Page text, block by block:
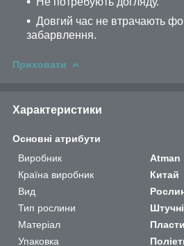
Довгий час не втрачають
забарвлення.
Приховати
Характеристики
Основні атрибути
Виробник
Atman
Країна виробник
Китай
Вид
Тип рослини
Штучні
Матеріал
Упаковка